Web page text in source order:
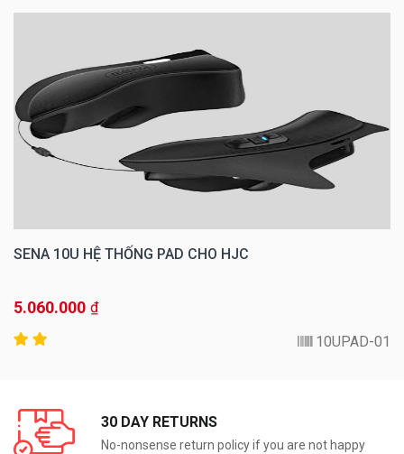
SENA 10U HỆ THỐNG PAD CHO HJC
5.060.000 ₫
10UPAD-01
30 DAY RETURNS
No-nonsense return policy if you are not happy